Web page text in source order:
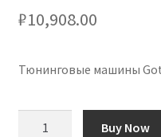
₽10,908.00
Тюнинговые машины
Buy Now